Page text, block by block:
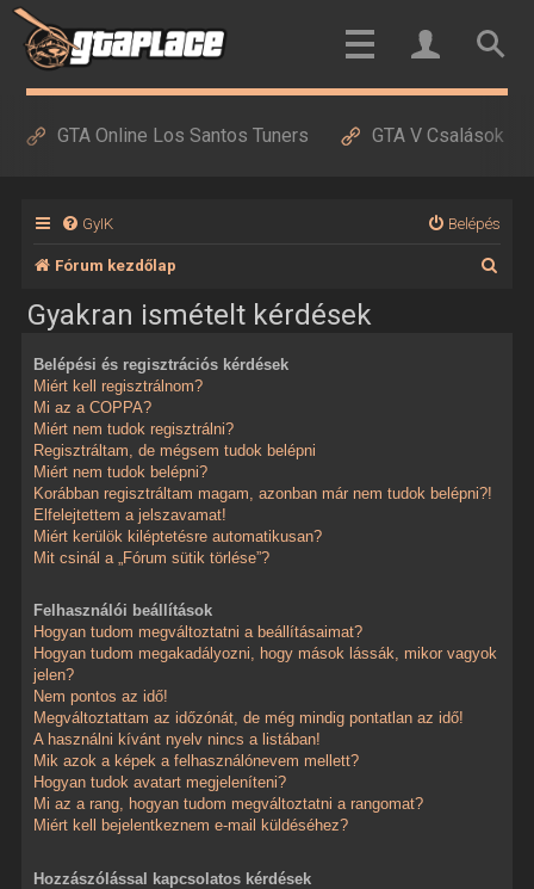
GTA Online Los Santos Tuners GTA V Csalások
GyIK Belépés
Fórum kezdőlap
Gyakran ismételt kérdések
Belépési és regisztrációs kérdések
Miért kell regisztrálnom?
Mi az a COPPA?
Miért nem tudok regisztrálni?
Regisztráltam, de mégsem tudok belépni
Miért nem tudok belépni?
Korábban regisztráltam magam, azonban már nem tudok belépni?!
Elfelejtettem a jelszavamat!
Miért kerülök kiléptetésre automatikusan?
Mit csinál a „Fórum sütik törlése”?
Felhasználói beállítások
Hogyan tudom megváltoztatni a beállításaimat?
Hogyan tudom megakadályozni, hogy mások lássák, mikor vagyok
jelen?
Nem pontos az idő!
Megváltoztattam az időzónát, de még mindig pontatlan az idő!
A használni kívánt nyelv nincs a listában!
Mik azok a képek a felhasználónevem mellett?
Hogyan tudok avatart megjeleníteni?
Mi az a rang, hogyan tudom megváltoztatni a rangomat?
Miért kell bejelentkeznem e-mail küldéséhez?
Hozzászólással kapcsolatos kérdések